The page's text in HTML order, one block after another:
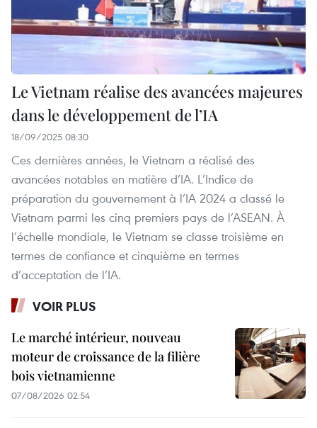
Le Vietnam réalise des avancées majeures
dans le développement de l’IA
18/09/2025 08:30
Ces dernières années, le Vietnam a réalisé des
avancées notables en matière d’IA. L’Indice de
préparation du gouvernement à l’IA 2024 a classé le
Vietnam parmi les cinq premiers pays de l’ASEAN. À
l’échelle mondiale, le Vietnam se classe troisième en
termes de confiance et cinquième en termes
d’acceptation de l’IA.
VOIR PLUS
Le marché intérieur, nouveau
moteur de croissance de la filière
bois vietnamienne
07/08/2026 02:54